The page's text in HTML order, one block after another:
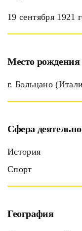
19 сентября 1921
Место рождения
г. Больцано
Сфера
История
Спорт
География